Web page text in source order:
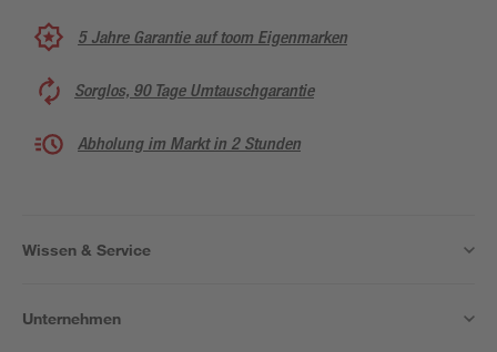
5 Jahre Garantie auf toom Eigenmarken
Sorglos, 90 Tage Umtauschgarantie
Abholung im Markt in 2 Stunden
Wissen & Service
Unternehmen